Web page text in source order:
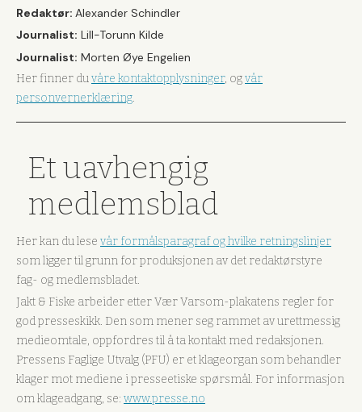
Redaktør: Alexander Schindler
Journalist: Lill-Torunn Kilde
Journalist: Morten Øye Engelien
Her finner duvåre kontaktopplysninger, ogvår
personvernerklæring.
Et uavhengig
medlemsblad
Her kan du lese vår formålsparagraf og hvilke retningslinjer
som ligger til grunn for produksjonen av det redaktørstyre
fag- og medlemsbladet.
Jakt & Fiske arbeider etter Vær Varsom-plakatens regler for
god presseskikk. Den som mener seg rammet av urettmessig
medieomtale, oppfordres til å ta kontakt med redaksjonen.
Pressens Faglige Utvalg (PFU) er et klageorgan som behandler
klager mot mediene i presseetiske spørsmål. For informasjon
om klageadgang, se: www.presse.no